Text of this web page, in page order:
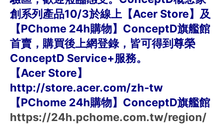
創系列產品10/3於線上【Acer Store】及
【PChome 24h購物】ConceptD旗艦館
首賣，購買後上網登錄，皆可得到尊榮
ConceptD Service+服務。
【Acer Store】
http://store.acer.com/zh-tw
【PChome 24h購物】ConceptD旗艦館
https://24h.pchome.com.tw/region/